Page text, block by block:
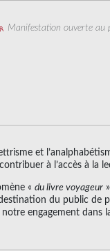
Manifestation ouverte au
et
à l’accès à la
« du livre voyageur
du public de
engagement dans